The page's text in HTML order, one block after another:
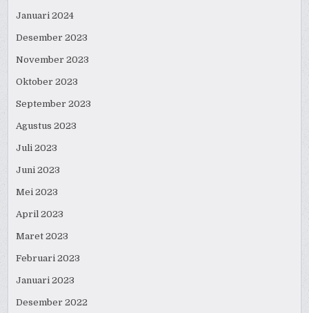
Januari 2024
Desember 2023
November 2023
Oktober 2023
September 2023
Agustus 2023
Juli 2023
Juni 2023
Mei 2023
April 2023
Maret 2023
Februari 2023
Januari 2023
Desember 2022